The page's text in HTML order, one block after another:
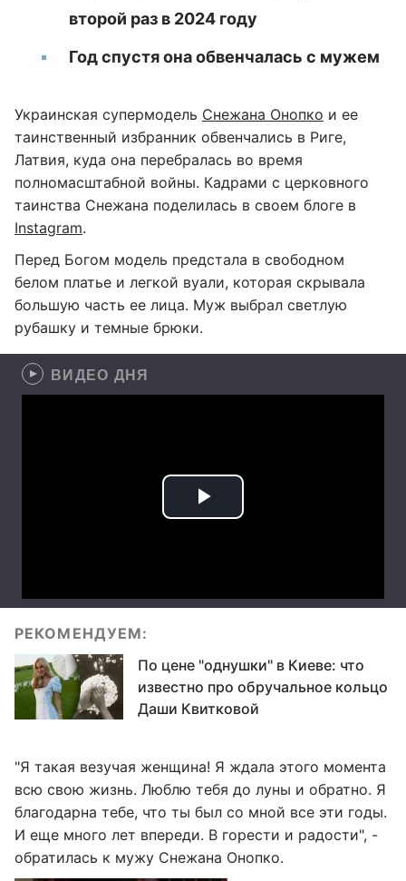
второй раз в 2024 году
Год спустя она обвенчалась с мужем
Украинская супермодель Снежана Онопко и ее
таинственный избранник обвенчались в Риге,
Латвия, куда она перебралась во время
полномасштабной войны. Кадрами с церковного
таинства Снежана поделилась в своем блоге в
Instagram.
Перед Богом модель предстала в свободном
белом платье и легкой вуали, которая скрывала
большую часть ее лица. Муж выбрал светлую
рубашку и темные брюки.
ВИДЕО ДНЯ
РЕКОМЕНДУЕМ:
По цене "однушки" в Киеве: что
известно про обручальное кольцо
Даши Квитковой
"Я такая везучая женщина! Я ждала этого момента
всю свою жизнь. Люблю тебя до луны и обратно. Я
благодарна тебе, что ты был со мной все эти годы.
И еще много лет впереди. В горести и радости", -
обратилась к мужу Снежана Онопко.